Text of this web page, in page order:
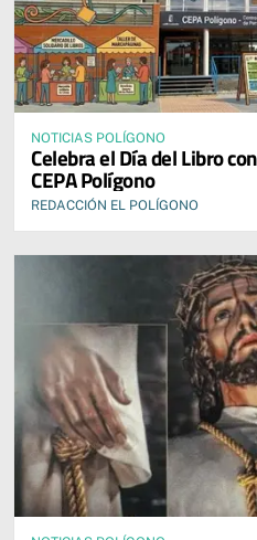
NOTICIAS POLÍGONO
Celebra el Día del Libro
CEPA Polígono
REDACCIÓN EL POLÍGONO